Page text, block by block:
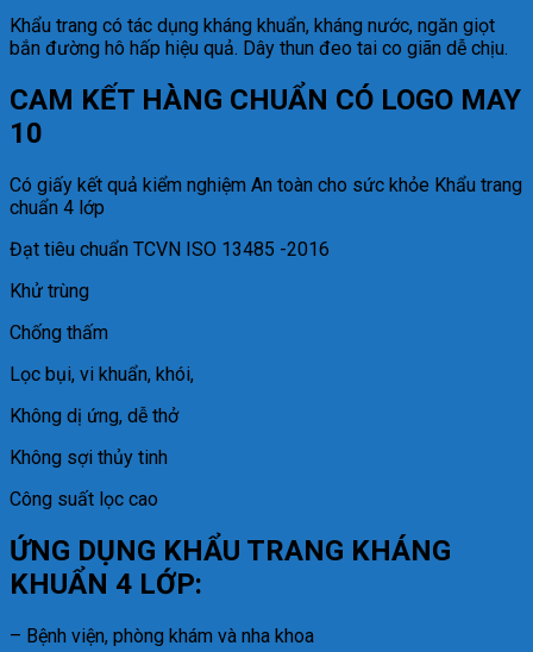
Khẩu trang có tác dụng kháng khuẩn, kháng nước, ngăn giọt
bắn đường hô hấp hiệu quả. Dây thun đeo tai co giãn dễ chịu.
CAM KẾT HÀNG CHUẨN CÓ LOGO MAY
10
Có giấy kết quả kiểm nghiệm An toàn cho sức khỏe Khẩu trang
chuẩn 4 lớp
Đạt tiêu chuẩn TCVN ISO 13485 -2016
Khử trùng
Chống thấm
Lọc bụi, vi khuẩn, khói,
Không dị ứng, dễ thở
Không sợi thủy tinh
Công suất lọc cao
ỨNG DỤNG KHẨU TRANG KHÁNG
KHUẨN 4 LỚP:
– Bệnh viện, phòng khám và nha khoa